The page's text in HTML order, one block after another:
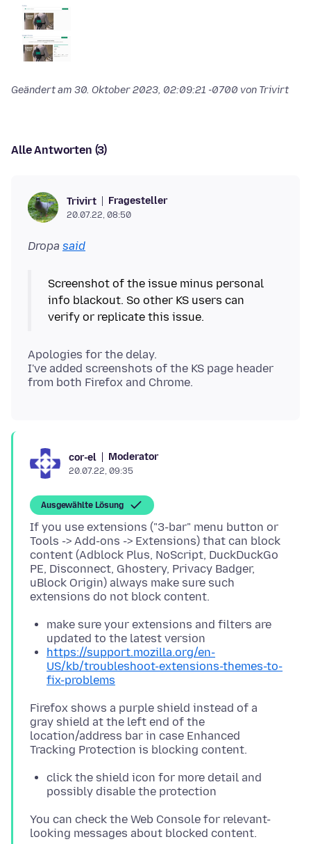
Geändert am 30. Oktober 2023, 02:09:21 -0700 von Trivirt
Alle Antworten (3)
Trivirt Fragesteller
20.07.22, 08:50
Dropa said
Screenshot of the issue minus personal
info blackout. So other KS users can
Apologies for the delay.
I've added screenshots of the KS page header
cor-el Moderator
20.07.22, 09:35
Ausgewählte Lösung
If you use extensions ("3-bar" menu button or
Tools -> Add-ons -> Extensions) that can block
content (Adblock Plus, NoScript, DuckDuckGo
PE, Disconnect, Ghostery, Privacy Badger,
uBlock Origin) always make sure such
make sure your extensions and filters are
updated to the latest version
https://support.mozilla.org/en-
US/kb/troubleshoot-extensions-themes-to-
fix-problems
Firefox shows a purple shield instead of a
gray shield at the left end of the
location/address bar in case Enhanced
click the shield icon for more detail and
possibly disable the protection
You can check the Web Console for relevant-